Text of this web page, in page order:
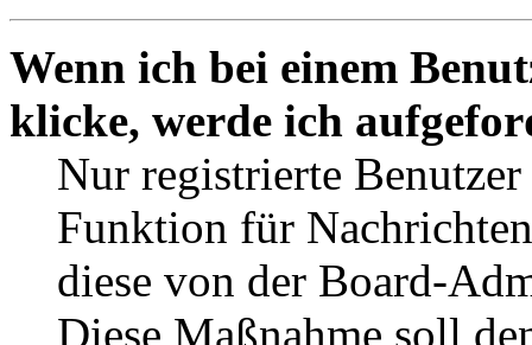
Wenn ich bei einem
klicke, werde ich
Nur registrierte
Funktion für
diese von der Board-
Diese Maßnahme soll